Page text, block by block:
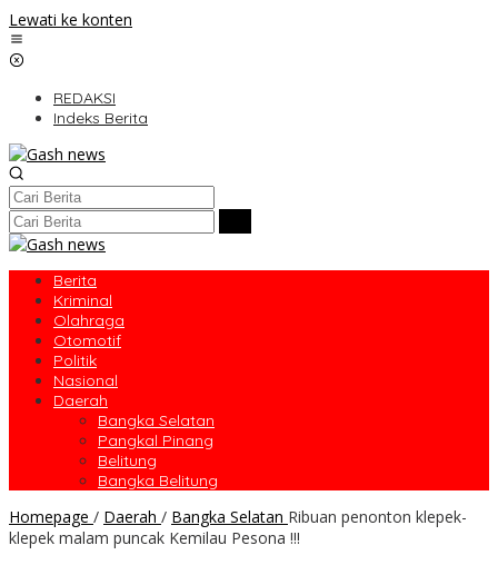
Lewati ke konten
REDAKSI
Indeks Berita
Berita
Kriminal
Olahraga
Otomotif
Politik
Nasional
Daerah
Bangka Selatan
Pangkal Pinang
Belitung
Bangka Belitung
Homepage / Daerah / Bangka Selatan Ribuan penonton klepek-
klepek malam puncak Kemilau Pesona !!!